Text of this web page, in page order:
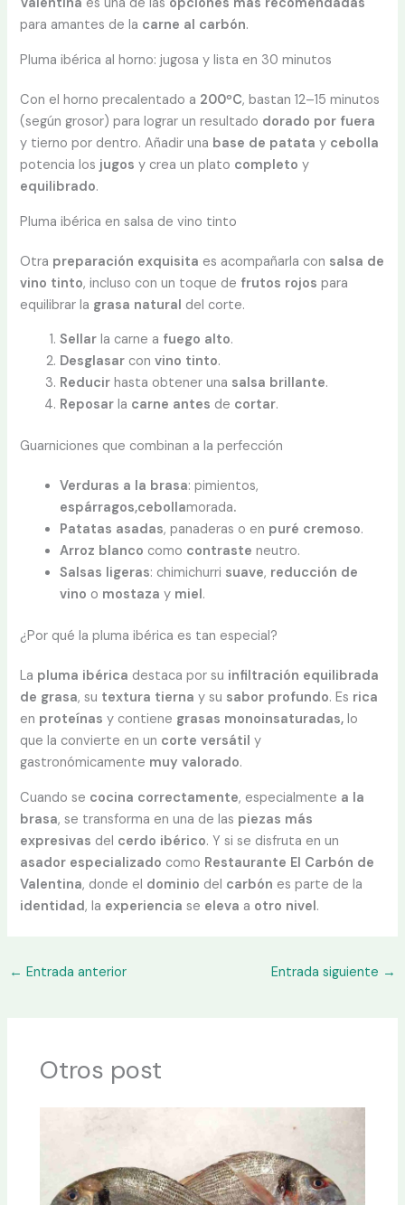
Valentina es una de las opciones más recomendadas
para amantes de la carne al carbón.
Pluma ibérica al horno: jugosa y lista en 30 minutos
Con el horno precalentado a 200ºC, bastan 12–15 minutos
(según grosor) para lograr un resultado dorado por fuera
y tierno por dentro. Añadir una base de patata y cebolla
potencia los jugos y crea un plato completo y
equilibrado.
Pluma ibérica en salsa de vino tinto
Otra preparación exquisita es acompañarla con salsa de
vino tinto, incluso con un toque de frutos rojos para
equilibrar la grasa natural del corte.
Sellar la carne a fuego alto.
Desglasar convino tinto.
Reducir hasta obtener una salsa brillante.
Reposar la carne antes de cortar.
Guarniciones que combinan a la perfección
Verduras a la brasa: pimientos,
espárragos,cebollamorada.
Patatas asadas, panaderas o en puré cremoso.
Arroz blanco como contraste neutro.
Salsas ligeras: chimichurri suave, reducción de
vino o mostaza y miel.
¿Por qué la pluma ibérica es tan especial?
La pluma ibérica destaca por su infiltración equilibrada
de grasa, su textura tierna y su sabor profundo. Es rica
en proteínas y contiene grasas monoinsaturadas, lo
que la convierte en un corte versátil y
gastronómicamente muy valorado.
Cuando se cocina correctamente, especialmente a la
brasa, se transforma en una de las piezas más
expresivas del cerdo ibérico. Y si se disfruta en un
asador especializado como Restaurante El Carbón de
Valentina, donde el dominio del carbón es parte de la
identidad, la experiencia se eleva a otro nivel.
← Entrada anterior Entrada siguiente →
Otros post